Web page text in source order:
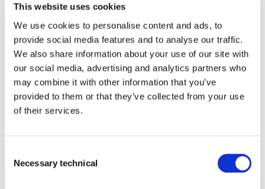
This website uses cookies
We use cookies to personalise content and ads, to
provide social media features and to analyse our traffic.
We also share information about your use of our site with
our social media, advertising and analytics partners who
may combine it with other information that you’ve
provided to them or that they’ve collected from your use
of their services.
Selection
Necessary technical
Sala de prensa ABG+
Sala de prensa AffronEye
Asia potential for eyecare
product
¿Está interesado en nuestros productos?
Contacte sin compromiso